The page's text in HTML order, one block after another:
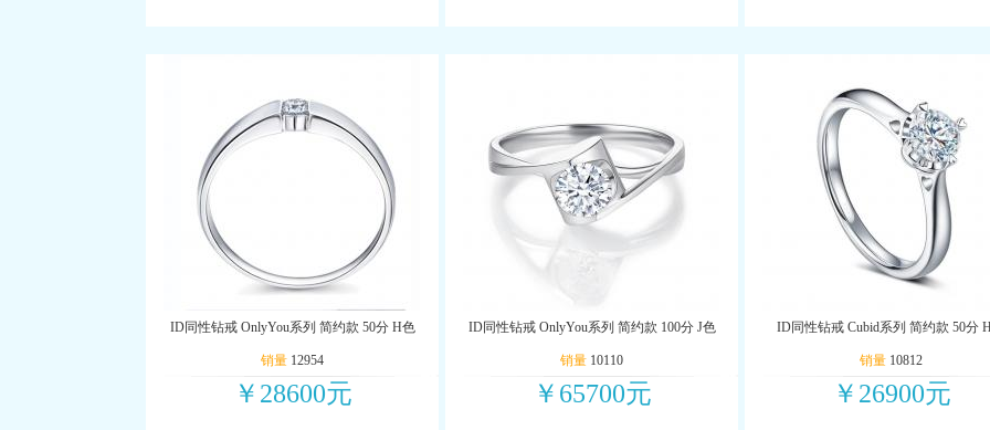
ID同性钻戒 OnlyYou系列 简约款 50分 H色
销量 12954
￥28600元
ID同性钻戒 OnlyYou系列 简约款 100分 J色
销量 10110
￥65700元
ID同性钻戒 Cubid系列 简约款 50分
销量 10812
￥26900元